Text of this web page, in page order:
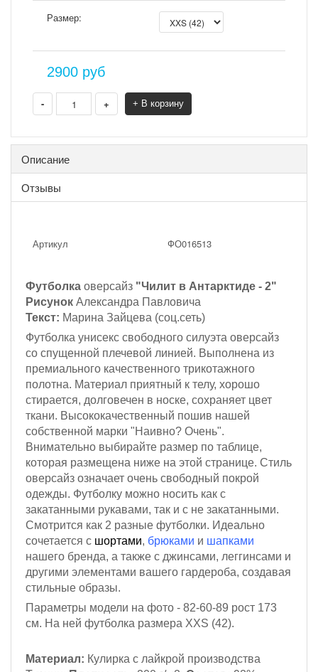
Размер:
2900 руб
- + + В корзину
Описание
Отзывы
Артикул ФО016513
Футболка оверсайз "Чилит в Антарктиде - 2"
Рисунок Александра Павловича
Текст: Марина Зайцева (соц.сеть)
Футболка унисекс свободного силуэта оверсайз
со спущенной плечевой линией. Выполнена из
премиального качественного трикотажного
полотна. Материал приятный к телу, хорошо
стирается, долговечен в носке, сохраняет цвет
ткани. Высококачественный пошив нашей
собственной марки "Наивно? Очень".
Внимательно выбирайте размер по таблице,
которая размещена ниже на этой странице. Стиль
оверсайз означает очень свободный покрой
одежды. Футболку можно носить как с
закатанными рукавами, так и с не закатанными.
Смотрится как 2 разные футболки. Идеально
сочетается с шортами, брюками и шапками
нашего бренда, а также с джинсами, леггинсами и
другими элементами вашего гардероба, создавая
стильные образы.
Параметры модели на фото - 82-60-89 рост 173
см. На ней футболка размера XXS (42).
Материал: Кулирка с лайкрой производства